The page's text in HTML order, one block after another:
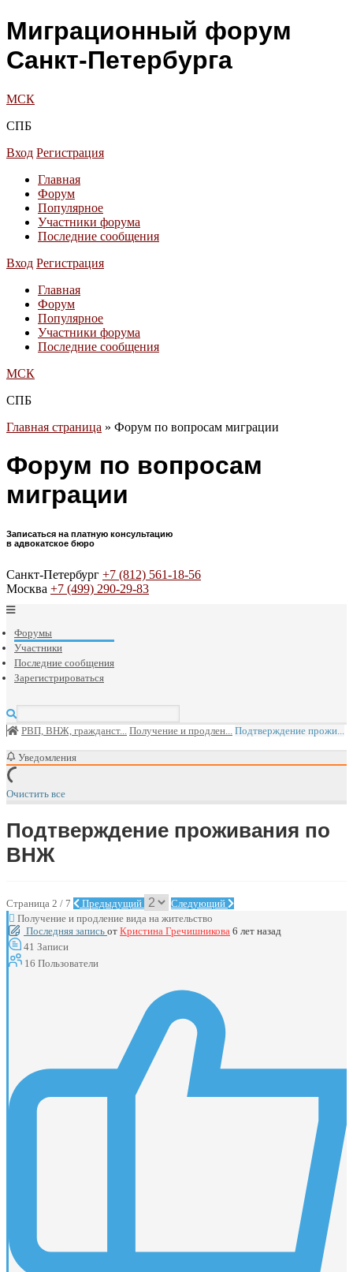
Миграционный форум
Санкт-Петербурга
МСК
СПБ
Вход Регистрация
Главная
Форум
Популярное
Участники форума
Последние сообщения
Вход Регистрация
Главная
Форум
Популярное
Участники форума
Последние сообщения
МСК
СПБ
Главная страница » Форум по вопросам миграции
Форум по вопросам
миграции
Записаться на платную консультацию
в адвокатское бюро
Санкт-Петербург +7 (812) 561-18-56
Москва +7 (499) 290-29-83
Форумы
Участники
Последние сообщения
Зарегистрироваться
РВП, ВНЖ, гражданст... Получение и продлен... Подтверждение прожи...
Уведомления
Очистить все
Подтверждение проживания по
ВНЖ
Страница 2 / 7 Предыдущий
Следующий
Получение и продление вида на жительство
Последняя запись от Кристина Гречишникова 6 лет назад
41 Записи
16 Пользователи